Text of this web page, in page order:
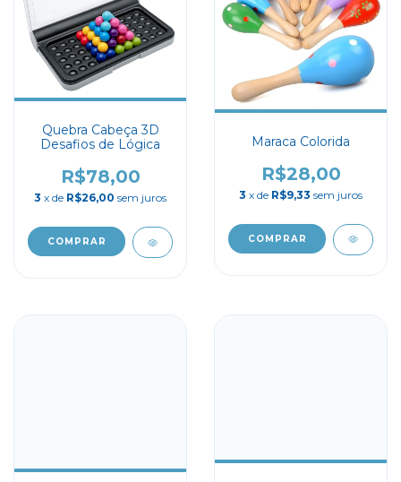
Quebra Cabeça 3D
Desafios de Lógica
R$78,00
3 x de R$26,00 sem juros
Maraca Colorida
R$28,00
3 x de R$9,33 sem juros